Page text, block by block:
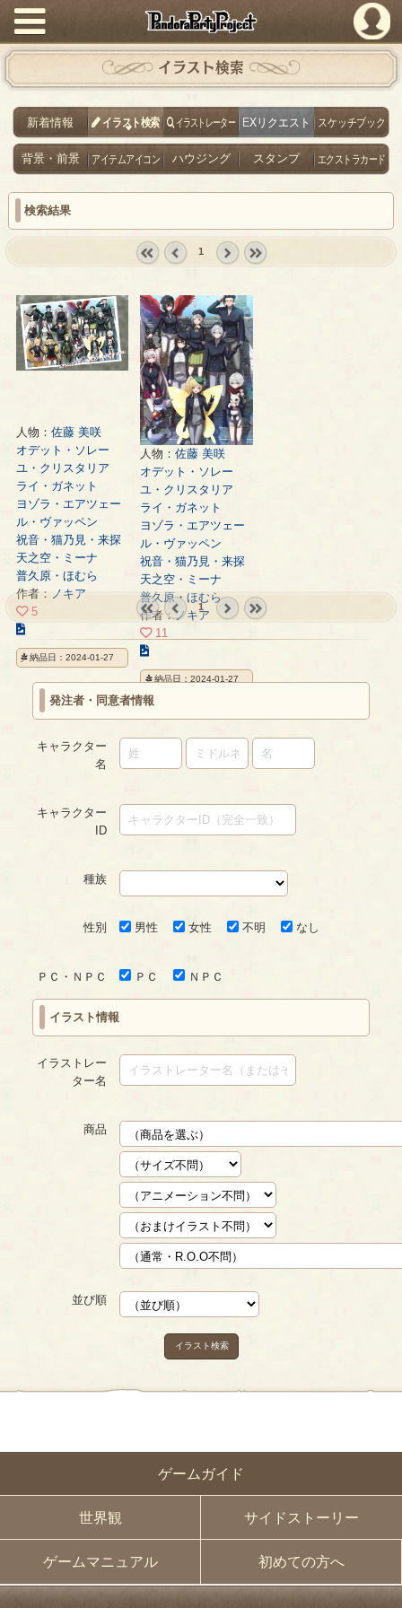
PandoraPartyProject
ゲームガイド
世界観 サイドストーリー
ゲームマニュアル 初めての方へ
イラスト検索
新着情報 イラスト検索 イラストレーター EXリクエスト スケッチブック
背景・前景 アイテムアイコン ハウジング スタンプ エクストラカード
検索結果
1
人物： 佐藤 美咲
オデット・ソレー
ユ・クリスタリア
ライ・ガネット
ヨゾラ・エアツェー
ル・ヴァッペン
祝音・猫乃見・来探
天之空・ミーナ
普久原・ほむら
作者： ノキア
5
の
イ
ラ
ト
納品日：2024-01-27
人物：佐藤 美咲
オデット・ソレー
ユ・クリスタリア
ライ・ガネット
ヨゾラ・エアツェー
ル・ヴァッペン
祝音・猫乃見・来探
天之空・ミーナ
普久原・ほむら
作者：ノキア
11
の
イ
ス
ト
納品日：2024-01-27
« first
1
発注者・同意者情報
キャラクター
名
キャラクター
ID
種族
性別 男性 女性 不明 なし
ＰＣ・ＮＰＣ ＰＣ ＮＰＣ
イラスト情報
イラストレー
ター名
商品
並び順
イラスト検索